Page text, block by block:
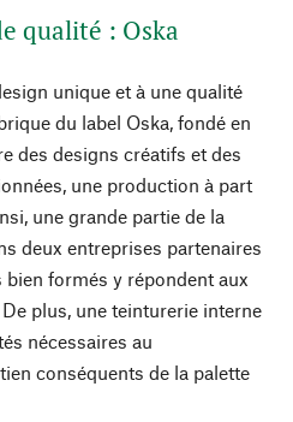
qualité : Oska
unique et à une qualité
du label Oska, fondé en
des designs créatifs et des
une production à part
une grande partie de la
deux entreprises partenaires
formés y répondent aux
plus, une teinturerie interne
nécessaires au
conséquents de la palette